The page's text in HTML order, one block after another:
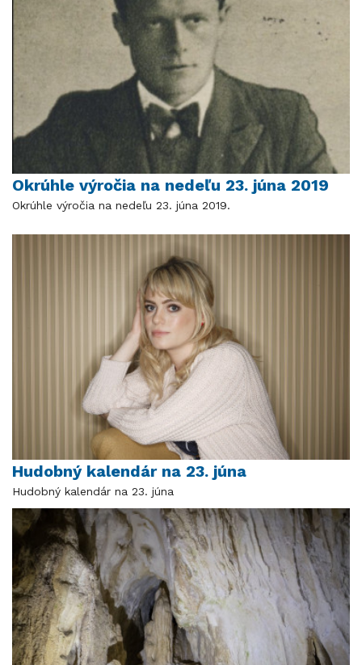
Okrúhle výročia na nedeľu 23. júna 2019
Okrúhle výročia na nedeľu 23. júna 2019.
Hudobný kalendár na 23. júna
Hudobný kalendár na 23. júna